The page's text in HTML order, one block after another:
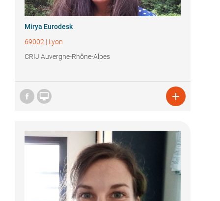
Mirya Eurodesk
69002 | Lyon
CRIJ Auvergne-Rhône-Alpes
 